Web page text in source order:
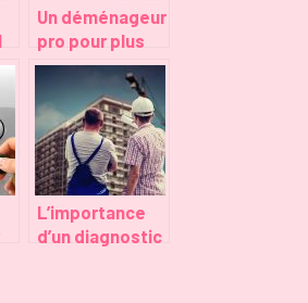
Un déménageur
pro pour plus
de sécurité
L’importance
d’un diagnostic